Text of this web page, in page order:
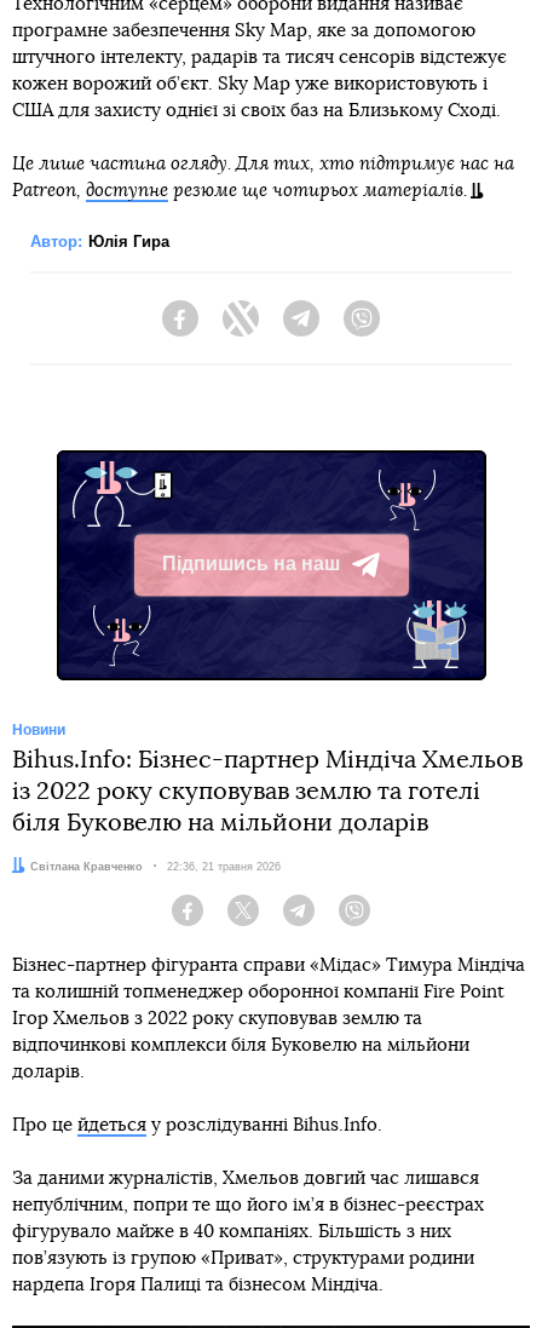
Технологічним «серцем» оборони видання називає
програмне забезпечення Sky Map, яке за допомогою
штучного інтелекту, радарів та тисяч сенсорів відстежує
кожен ворожий об’єкт. Sky Map уже використовують і
США для захисту однієї зі своїх баз на Близькому Сході.
Це лише частина огляду. Для тих, хто підтримує нас на
Patreon, доступне резюме ще чотирьох матеріалів.
Автор: Юлія Гира
FacebookTwitter Telegram
Підпишись на наш
Telegram
Новини
Bihus.Info: Бізнес-партнер Міндіча Хмельов
із 2022 року скуповував землю та готелі
біля Буковелю на мільйони доларів
Автор:
Світлана Кравченко Дата:
22:36, 21 травня 2026
Facebook Twitter Telegram
Бізнес-партнер фігуранта справи «Мідас» Тимура Міндіча
та колишній топменеджер оборонної компанії Fire Point
Ігор Хмельов з 2022 року скуповував землю та
відпочинкові комплекси біля Буковелю на мільйони
доларів.
Про це йдеться у розслідуванні Bihus.Info.
За даними журналістів, Хмельов довгий час лишався
непублічним, попри те що його ім’я в бізнес-реєстрах
фігурувало майже в 40 компаніях. Більшість з них
пов’язують із групою «Приват», структурами родини
нардепа Ігоря Палиці та бізнесом Міндіча.